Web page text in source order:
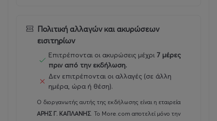
Πολιτική αλλαγών και ακυρώσεων
εισιτηρίων
Επιτρέπονται οι ακυρώσεις μέχρι 7 μέρες
πριν από την εκδήλωση.
Δεν επιτρέπονται οι αλλαγές (σε άλλη
ημέρα, ώρα ή θέση).
Ο διοργανωτής αυτής της εκδήλωσης είναι η εταιρεία
ΑΡΗΣ Γ. ΚΑΠΛΑΝΗΣ. Το More.com αποτελεί μόνο την